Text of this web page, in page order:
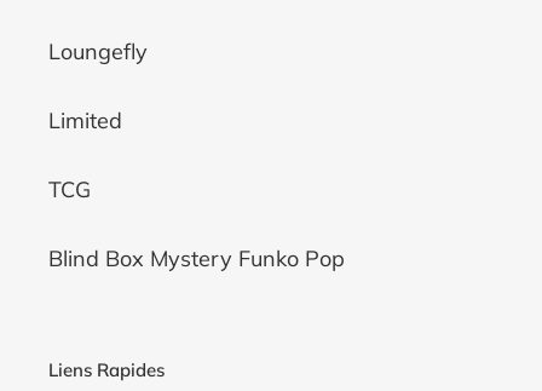
Loungefly
Limited
TCG
Blind Box Mystery Funko Pop
Liens Rapides